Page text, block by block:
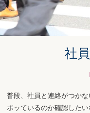
社
普段、社員と連絡がつか
ボッているのか確認した